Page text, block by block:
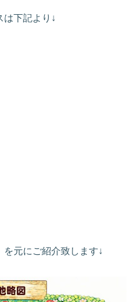
は下記より↓
元にご紹介致します↓